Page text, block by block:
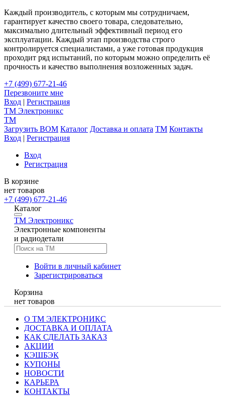
Каждый производитель, с которым мы сотрудничаем,
гарантирует качество своего товара, следовательно,
максимально длительный эффективный период его
эксплуатации. Каждый этап производства строго
контролируется специалистами, а уже готовая продукция
проходит ряд испытаний, по которым можно определить её
прочность и качество выполнения возложенных задач.
+7 (499) 677-21-46
Перезвоните мне
Вход | Регистрация
TM Электроникс
TM
Загрузить BOM Каталог Доставка и оплата TM Контакты
Вход | Регистрация
Вход
Регистрация
В корзине
нет товаров
+7 (499) 677-21-46
Каталог
TM Электроникс
Электронные компоненты
и радиодетали
Войти в личный кабинет
Зарегистрироваться
Корзина
нет товаров
О ТМ ЭЛЕКТРОНИКС
ДОСТАВКА И ОПЛАТА
КАК СДЕЛАТЬ ЗАКАЗ
АКЦИИ
КЭШБЭК
КУПОНЫ
НОВОСТИ
КАРЬЕРА
КОНТАКТЫ